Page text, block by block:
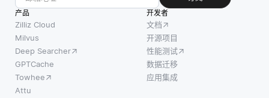
产品
Zilliz Cloud
Milvus
Deep Searcher
GPTCache
Towhee
Attu
开发者
文档
开源项目
性能测试
数据迁移
应用集成